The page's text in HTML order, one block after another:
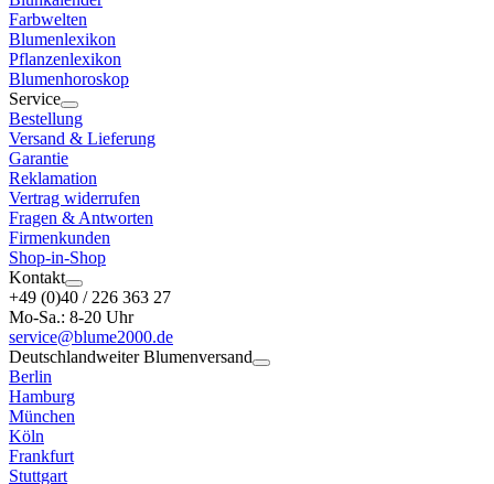
Farbwelten
Blumenlexikon
Pflanzenlexikon
Blumenhoroskop
Service
Bestellung
Versand & Lieferung
Garantie
Reklamation
Vertrag widerrufen
Fragen & Antworten
Firmenkunden
Shop-in-Shop
Kontakt
+49 (0)40 / 226 363 27
Mo-Sa.: 8-20 Uhr
service@blume2000.de
Deutschlandweiter Blumenversand
Berlin
Hamburg
München
Köln
Frankfurt
Stuttgart